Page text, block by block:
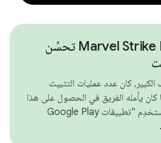
لعبة Marvel Strike Force تحسِّن
كان عدد عمليات التثبيت
كان يأمله الفريق في الحصول على هذا
الامتياز الرائج. استخدِم "تطبيقات Google Play